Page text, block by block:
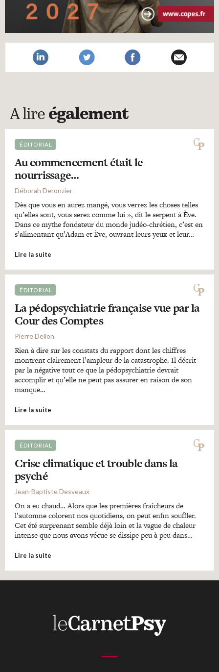
A lire également
ÉDITORIAL
Au commencement était le
nourrissage…
Déborah Deronzier
Dès que vous en aurez mangé, vous verrez les choses telles
qu’elles sont, vous serez comme lui », dit le serpent à Ève.
Dans ce mythe fondateur du monde judéo-chrétien, c’est en
s’alimentant qu’Adam et Ève, ouvrant leurs yeux et leur…
Lire la suite
ÉDITORIAL
La pédopsychiatrie française vue par la
Cour des Comptes
Pierre Delion
Rien à dire sur les constats du rapport dont les chiffres
montrent clairement l’ampleur de la catastrophe. Il décrit
par la négative tout ce que la pédopsychiatrie devrait
accomplir et qu’elle ne peut pas assurer en raison de son
manque…
Lire la suite
ÉDITORIAL
Crise climatique et trouble dans la
psyché
Jean-Baptiste Desveaux
On a eu chaud… Alors que les premières fraîcheurs de
l’automne colorent nos quotidiens, on peut enfin souffler.
Cet été surprenant semble déjà loin et la vague de chaleur
intense que nous avons vécue se dissipe peu à peu dans…
Lire la suite